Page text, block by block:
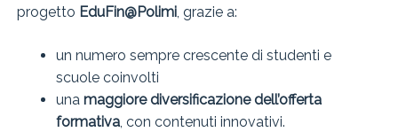
progetto EduFin@Polimi, grazie a:
un numero sempre crescente di studenti e
scuole coinvolti
una maggiore diversificazione dell’offerta
formativa, con contenuti innovativi.